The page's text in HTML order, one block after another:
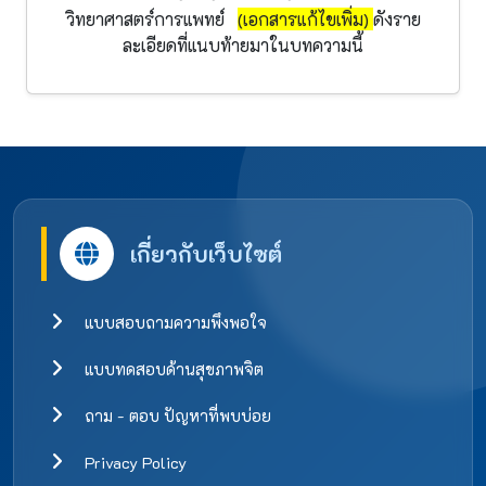
วิทยาศาสตร์การแพทย์ (เอกสารแก้ไขเพิ่ม) ดังราย
ละเอียดที่แนบท้ายมาในบทความนี้
เกี่ยวกับเว็บไซต์
แบบสอบถามความพึงพอใจ
แบบทดสอบด้านสุขภาพจิต
ถาม - ตอบ ปัญหาที่พบบ่อย
Privacy Policy